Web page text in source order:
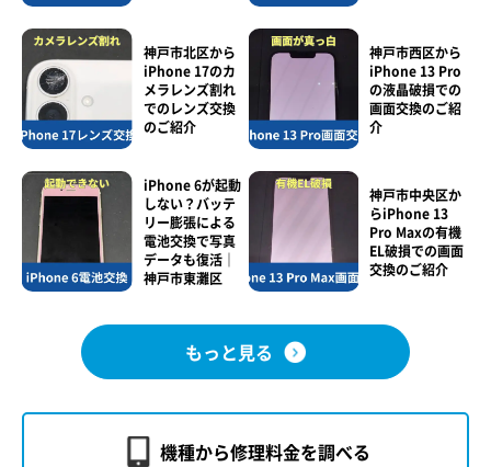
神戸市北区から
iPhone 17のカ
メラレンズ割れ
でのレンズ交換
のご紹介
神戸市西区から
iPhone 13 Pro
の液晶破損での
画面交換のご紹
介
iPhone 6が起動
しない？バッテ
リー膨張による
電池交換で写真
データも復活｜
神戸市東灘区
神戸市中央区か
らiPhone 13
Pro Maxの有機
EL破損での画面
交換のご紹介
もっと見る
機種から修理料金を調べる